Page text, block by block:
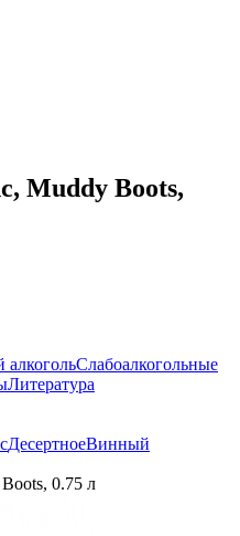
Muddy Boots,
алкогольСлабоалкогольные
Литература
ДесертноеВинный
0.75 л